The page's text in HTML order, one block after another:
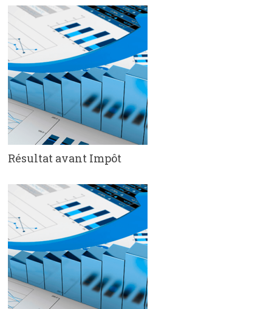
Résultat avant Impôt